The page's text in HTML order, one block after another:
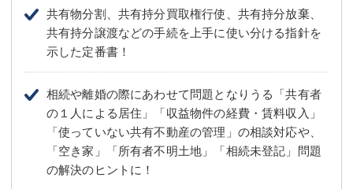
共有物分割、共有持分買取権行使、共有持分放棄、
共有持分譲渡などの手続を上手に使い分ける指針を
示した定番書！
相続や離婚の際にあわせて問題となりうる「共有者
の１人による居住」「収益物件の経費・賃料収入」
「使っていない共有不動産の管理」の相談対応や、
「空き家」「所有者不明土地」「相続未登記」問題
の解決のヒントに！